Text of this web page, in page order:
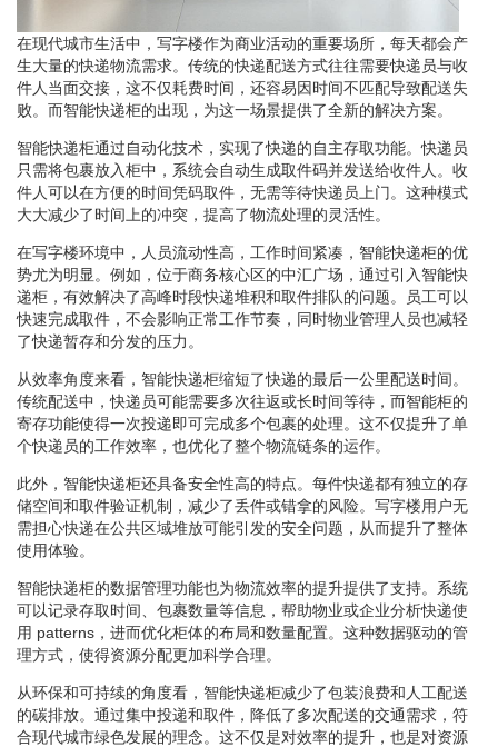
在现代城市生活中，写字楼作为商业活动的重要场所，每天都会产
生大量的快递物流需求。传统的快递配送方式往往需要快递员与收
件人当面交接，这不仅耗费时间，还容易因时间不匹配导致配送失
败。而智能快递柜的出现，为这一场景提供了全新的解决方案。
智能快递柜通过自动化技术，实现了快递的自主存取功能。快递员
只需将包裹放入柜中，系统会自动生成取件码并发送给收件人。收
件人可以在方便的时间凭码取件，无需等待快递员上门。这种模式
大大减少了时间上的冲突，提高了物流处理的灵活性。
在写字楼环境中，人员流动性高，工作时间紧凑，智能快递柜的优
势尤为明显。例如，位于商务核心区的中汇广场，通过引入智能快
递柜，有效解决了高峰时段快递堆积和取件排队的问题。员工可以
快速完成取件，不会影响正常工作节奏，同时物业管理人员也减轻
了快递暂存和分发的压力。
从效率角度来看，智能快递柜缩短了快递的最后一公里配送时间。
传统配送中，快递员可能需要多次往返或长时间等待，而智能柜的
寄存功能使得一次投递即可完成多个包裹的处理。这不仅提升了单
个快递员的工作效率，也优化了整个物流链条的运作。
此外，智能快递柜还具备安全性高的特点。每件快递都有独立的存
储空间和取件验证机制，减少了丢件或错拿的风险。写字楼用户无
需担心快递在公共区域堆放可能引发的安全问题，从而提升了整体
使用体验。
智能快递柜的数据管理功能也为物流效率的提升提供了支持。系统
可以记录存取时间、包裹数量等信息，帮助物业或企业分析快递使
用 patterns，进而优化柜体的布局和数量配置。这种数据驱动的管
理方式，使得资源分配更加科学合理。
从环保和可持续的角度看，智能快递柜减少了包装浪费和人工配送
的碳排放。通过集中投递和取件，降低了多次配送的交通需求，符
合现代城市绿色发展的理念。这不仅是对效率的提升，也是对资源